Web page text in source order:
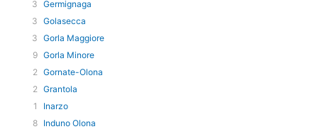
3 Germignaga
3 Golasecca
3 Gorla Maggiore
9 Gorla Minore
2 Gornate-Olona
2 Grantola
1
Inarzo
8 Induno Olona